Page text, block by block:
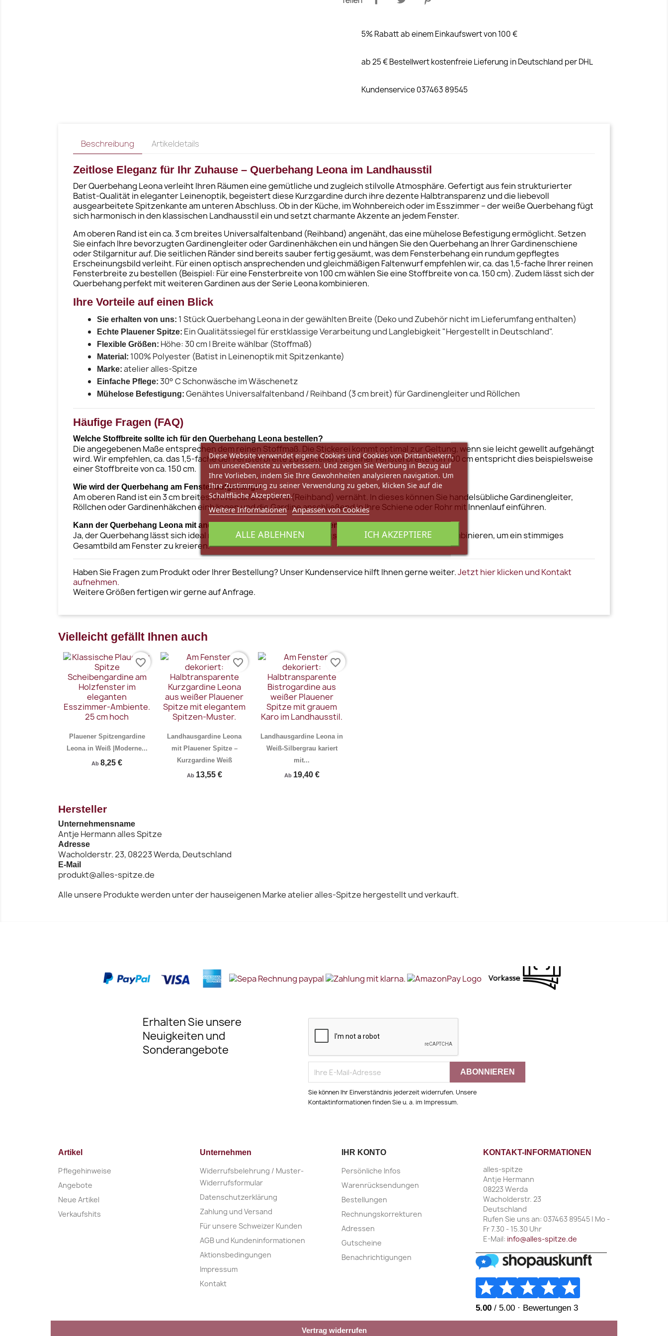
5% Rabatt ab einem Einkaufswert von 100 €
ab 25 € Bestellwert kostenfreie Lieferung in Deutschland per DHL
Kundenservice 037463 89545
Beschreibung Artikeldetails
Zeitlose Eleganz für Ihr Zuhause – Querbehang Leona im Landhausstil
Der Querbehang Leona verleiht Ihren Räumen eine gemütliche und zugleich stilvolle Atmosphäre. Gefertigt aus fein strukturierter
Batist-Qualität in eleganter Leinenoptik, begeistert diese Kurzgardine durch ihre dezente Halbtransparenz und die liebevoll
ausgearbeitete Spitzenkante am unteren Abschluss. Ob in der Küche, im Wohnbereich oder im Esszimmer – der weiße Querbehang fügt
sich harmonisch in den klassischen Landhausstil ein und setzt charmante Akzente an jedem Fenster.
Am oberen Rand ist ein ca. 3 cm breites Universalfaltenband (Reihband) angenäht, das eine mühelose Befestigung ermöglicht. Setzen
Sie einfach Ihre bevorzugten Gardinengleiter oder Gardinenhäkchen ein und hängen Sie den Querbehang an Ihrer Gardinenschiene
oder Stilgarnitur auf. Die seitlichen Ränder sind bereits sauber fertig gesäumt, was dem Fensterbehang ein rundum gepflegtes
Erscheinungsbild verleiht. Für einen optisch ansprechenden und gleichmäßigen Faltenwurf empfehlen wir, ca. das 1,5-fache Ihrer reinen
Fensterbreite zu bestellen (Beispiel: Für eine Fensterbreite von 100 cm wählen Sie eine Stoffbreite von ca. 150 cm). Zudem lässt sich der
Querbehang perfekt mit weiteren Gardinen aus der Serie Leona kombinieren.
Ihre Vorteile auf einen Blick
Sie erhalten von uns: 1 Stück Querbehang Leona in der gewählten Breite (Deko und Zubehör nicht im Lieferumfang enthalten)
Echte Plauener Spitze: Ein Qualitätssiegel für erstklassige Verarbeitung und Langlebigkeit "Hergestellt in Deutschland".
Flexible Größen: Höhe: 30 cm | Breite wählbar (Stoffmaß)
Material: 100% Polyester (Batist in Leinenoptik mit Spitzenkante)
Marke: atelier alles-Spitze
Einfache Pflege: 30° C Schonwäsche im Wäschenetz
Mühelose Befestigung: Genähtes Universalfaltenband / Reihband (3 cm breit) für Gardinengleiter und Röllchen
Häufige Fragen (FAQ)
Welche Stoffbreite sollte ich für den Querbehang Leona bestellen?
Die angegebenen Maße entsprechen dem reinen Stoffmaß. Die Stickerei kommt optimal zur Geltung, wenn sie leicht gewellt aufgehängt
wird. Wir empfehlen, ca. das 1,5-fache der Fensterbreite zu bestellen. Bei einer Fensterbreite von 100 cm entspricht dies beispielsweise
einer Stoffbreite von ca. 150 cm.
Wie wird der Querbehang am Fenster aufgehängt?
Am oberen Rand ist ein 3 cm breites Universalfaltenband (Reihband) vernäht. In dieses können Sie handelsübliche Gardinengleiter,
Röllchen oder Gardinenhäkchen einhängen und die Gardine anschließend in Ihre Schiene oder Rohr mit Innenlauf einführen.
Kann der Querbehang Leona mit anderen Gardinen kombiniert werden?
Ja, der Querbehang lässt sich ideal mit unsererpassenden Landhausgardineaus der Serie Leona kombinieren, um ein stimmiges
Gesamtbild am Fenster zu kreieren.
Haben Sie Fragen zum Produkt oder Ihrer Bestellung? Unser Kundenservice hilft Ihnen gerne weiter.Jetzt hier klicken und Kontakt
aufnehmen.
Weitere Größen fertigen wir gerne auf Anfrage.
Vielleicht gefällt Ihnen auch
Plauener Spitzengardine
Leona in Weiß |Moderne...
Ab 8,25 €
favorite_border
Landhausgardine Leona
mit Plauener Spitze –
Kurzgardine Weiß
Ab 13,55 €
favorite_border
Landhausgardine Leona in
Weiß-Silbergrau kariert
mit...
Ab 19,40 €
favorite_border
Hersteller
Unternehmensname
Antje Hermann alles Spitze
Adresse
Wacholderstr. 23, 08223 Werda, Deutschland
E-Mail
produkt@alles-spitze.de
Alle unsere Produkte werden unter der hauseigenen Marke atelier alles-Spitze hergestellt und verkauft.
Erhalten Sie unsere
Neuigkeiten und
Sonderangebote
Sie können Ihr Einverständnis jederzeit widerrufen. Unsere
Kontaktinformationen finden Sie u. a. im Impressum.
Artikel
Pflegehinweise
Angebote
Neue Artikel
Verkaufshits
Unternehmen
Widerrufsbelehrung / Muster-
Widerrufsformular
Datenschutzerklärung
Zahlung und Versand
Für unsere Schweizer Kunden
AGB und Kundeninformationen
Aktionsbedingungen
Impressum
Kontakt
IHR KONTO
Persönliche Infos
Warenrücksendungen
Bestellungen
Rechnungskorrekturen
Adressen
Gutscheine
Benachrichtigungen
KONTAKT-INFORMATIONEN
alles-spitze
Antje Hermann
08223 Werda
Wacholderstr. 23
Deutschland
Rufen Sie uns an: 037463 89545 | Mo -
Fr 7.30 - 15.30 Uhr
E-Mail: info@alles-spitze.de
Diese Website verwendet eigene Cookies und Cookies von Drittanbietern,
um unsereDienste zu verbessern. Und zeigen Sie Werbung in Bezug auf
Ihre Vorlieben, indem Sie Ihre Gewohnheiten analysieren navigation. Um
Ihre Zustimmung zu seiner Verwendung zu geben, klicken Sie auf die
Schaltfläche Akzeptieren.
Weitere Informationen Anpassen von Cookies
ALLE ABLEHNEN ICH AKZEPTIERE
Vertrag widerrufen